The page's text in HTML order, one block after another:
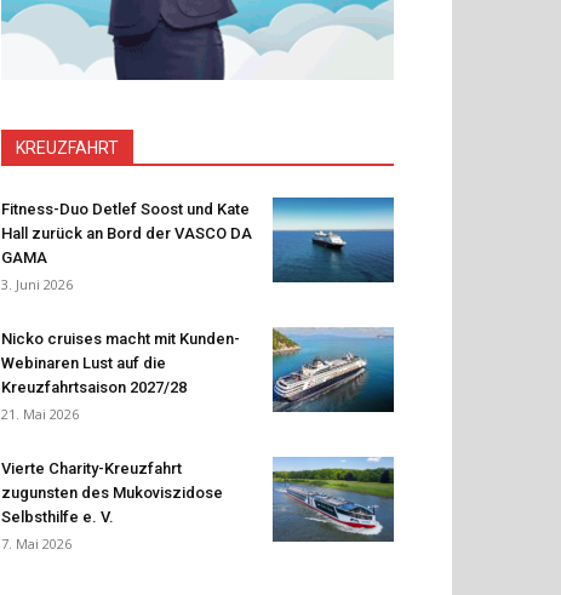
KREUZFAHRT
Fitness-Duo Detlef Soost und Kate
Hall zurück an Bord der VASCO DA
GAMA
3. Juni 2026
Nicko cruises macht mit Kunden-
Webinaren Lust auf die
Kreuzfahrtsaison 2027/28
21. Mai 2026
Vierte Charity-Kreuzfahrt
zugunsten des Mukoviszidose
Selbsthilfe e. V.
7. Mai 2026